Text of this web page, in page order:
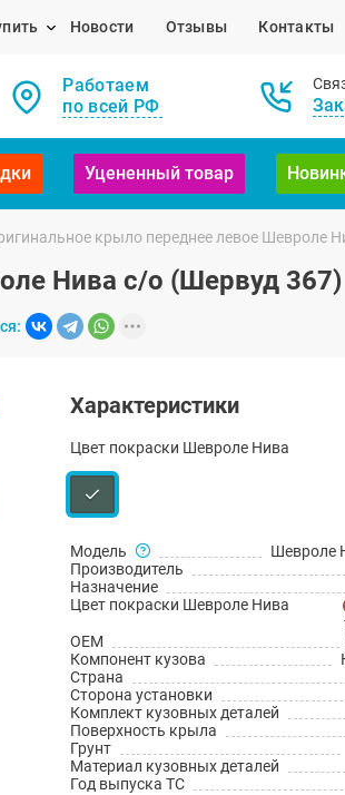
Новости Отзывы Контакты
Работаем
по всей РФ
Уцененный товар
крыло переднее левое Шевроле
Нива с/о (Шервуд 367)
Характеристики
Цвет покраски Шевроле Нива
Модель
Шевроле
Производитель
Назначение
Цвет покраски Шевроле Нива
OEM
Компонент кузова
Страна
Сторона установки
Комплект кузовных деталей
Поверхность крыла
Грунт
Материал кузовных деталей
Год выпуска ТС